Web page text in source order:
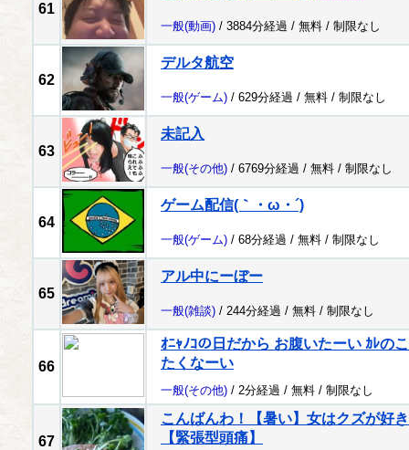
61
一般(動画) / 3884分経過 / 無料 / 制限なし
62
デルタ航空
一般(ゲーム) / 629分経過 / 無料 / 制限なし
63
未記入
一般(その他) / 6769分経過 / 無料 / 制限なし
64
ゲーム配信(｀・ω・´)
一般(ゲーム) / 68分経過 / 無料 / 制限なし
65
アル中にーぼー
一般(雑談) / 244分経過 / 無料 / 制限なし
66
ｵﾆｬﾉｺの日だから お腹いたーい ｶﾚの
たくなーい
一般(その他) / 2分経過 / 無料 / 制限なし
67
こんばんわ！【暑い】女はクズが好
【緊張型頭痛】